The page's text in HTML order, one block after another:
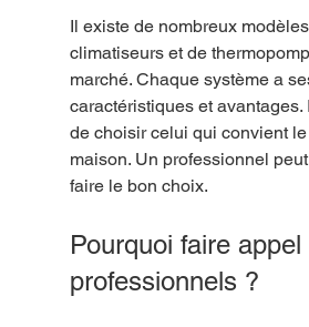
Il existe de nombreux
climatiseurs et de
marché. Chaque système a
caractéristiques et avantages.
de choisir celui qui convient
maison. Un professionnel
faire le bon choix.
Pourquoi faire appel
professionnels ?